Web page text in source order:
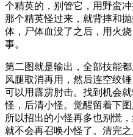
个精英的，别管它，用野蛮
那个精英怪过来，就背摔和
体，尸体血没了之后，用火
事。
第二图就是输出，全部技能
风腿取消再用，然后连空绞
可以用霹雳肘击。找到机会
怪，后清小怪。觉醒留着下
所以招出的小怪再多也别慌
就不会再召唤小怪了。清完之